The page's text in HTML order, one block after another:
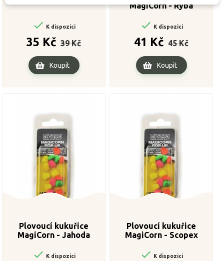
 K dispozici
35 Kč
cena
39 Kč
Koupit
MagiCorn - Ryba
 K dispozici
41 Kč
cena
45 Kč
Koupit
Plovoucí kukuřice
MagiCorn - Jahoda
 K dispozici
Plovoucí kukuřice
MagiCorn - Scopex
 K dispozici